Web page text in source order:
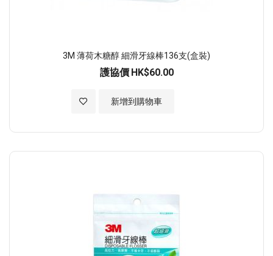
3M 薄荷木糖醇 細滑牙線棒136支(盒裝)
護協價 HK$60.00
新增到購物車
加入至願望清單